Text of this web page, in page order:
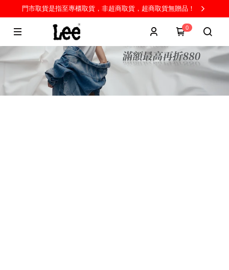
門市取貨是指至專櫃取貨，非超商取貨，超商取貨無贈品！
0